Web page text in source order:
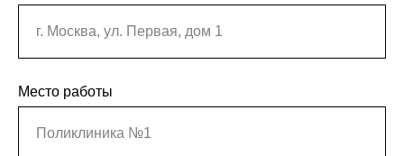
г. Москва, ул. Первая, дом 1
Место работы
Поликлиника №1